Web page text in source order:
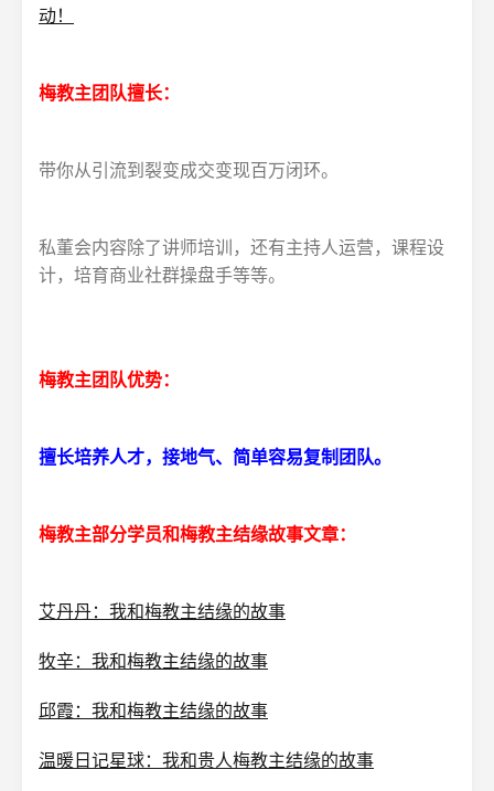
动！
梅教主团队擅长：
带你从引流到裂变成交变现百万闭环。
私董会内容除了讲师培训，还有主持人运营，课程设
计，培育商业社群操盘手等等。
梅教主团队优势：
擅长培养人才，接地气、简单容易复制团队。
梅教主部分学员和梅教主结缘故事文章：
艾丹丹：我和梅教主结缘的故事
牧辛：我和梅教主结缘的故事
邱霞：我和梅教主结缘的故事
温暖日记星球：我和贵人梅教主结缘的故事